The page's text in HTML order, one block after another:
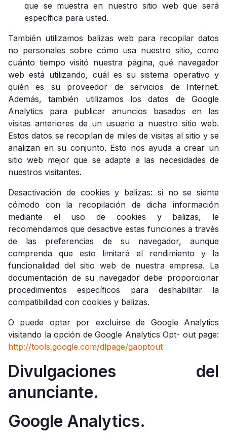
que se muestra en nuestro sitio web que será
específica para usted.
También utilizamos balizas web para recopilar datos
no personales sobre cómo usa nuestro sitio, como
cuánto tiempo visitó nuestra página, qué navegador
web está utilizando, cuál es su sistema operativo y
quién es su proveedor de servicios de Internet.
Además, también utilizamos los datos de Google
Analytics para publicar anuncios basados ​​en las
visitas anteriores de un usuario a nuestro sitio web.
Estos datos se recopilan de miles de visitas al sitio y se
analizan en su conjunto. Esto nos ayuda a crear un
sitio web mejor que se adapte a las necesidades de
nuestros visitantes.
Desactivación de cookies y balizas: si no se siente
cómodo con la recopilación de dicha información
mediante el uso de cookies y balizas, le
recomendamos que desactive estas funciones a través
de las preferencias de su navegador, aunque
comprenda que esto limitará el rendimiento y la
funcionalidad del sitio web de nuestra empresa. La
documentación de su navegador debe proporcionar
procedimientos específicos para deshabilitar la
compatibilidad con cookies y balizas.
O puede optar por excluirse de Google Analytics
visitando la opción de Google Analytics Opt- out page:
http://tools.google.com/dlpage/gaoptout
Divulgaciones del
anunciante.
Google Analytics.